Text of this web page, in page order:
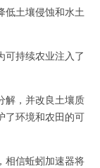
土壤侵蚀和水土
持续农业注入了
，并改良土壤质
了环境和农田的可
信蚯蚓加速器将